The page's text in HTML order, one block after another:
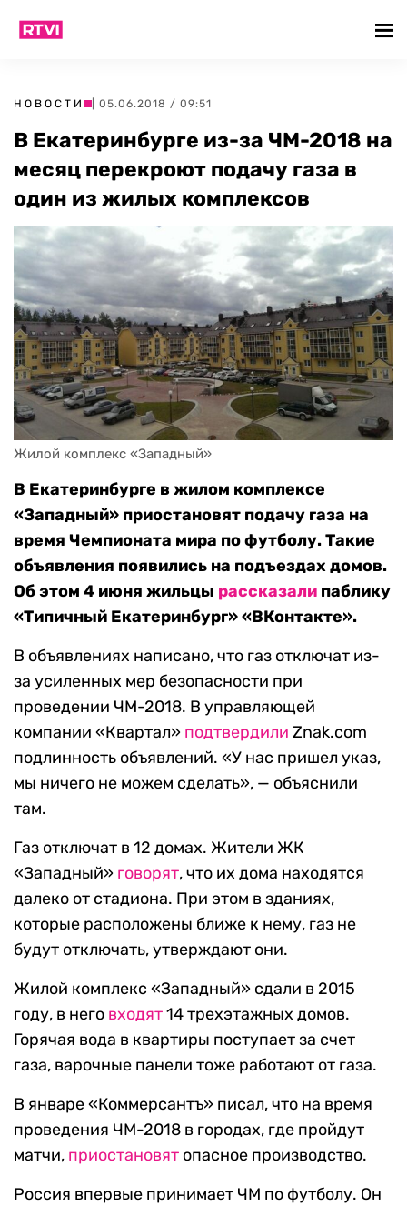
НОВОСТИ | 05.06.2018 / 09:51
В Екатеринбурге из-за ЧМ-2018 на
месяц перекроют подачу газа в
один из жилых комплексов
Жилой комплекс «Западный»
В Екатеринбурге в жилом комплексе
«Западный» приостановят подачу газа на
время Чемпионата мира по футболу. Такие
объявления появились на подъездах домов.
Об этом 4 июня жильцы рассказали паблику
«Типичный Екатеринбург» «ВКонтакте».
В объявлениях написано, что газ отключат из-
за усиленных мер безопасности при
проведении ЧМ-2018. В управляющей
компании «Квартал» подтвердили Znak.com
подлинность объявлений. «У нас пришел указ,
мы ничего не можем сделать», — объяснили
там.
Газ отключат в 12 домах. Жители ЖК
«Западный» говорят, что их дома находятся
далеко от стадиона. При этом в зданиях,
которые расположены ближе к нему, газ не
будут отключать, утверждают они.
Жилой комплекс «Западный» сдали в 2015
году, в него входят14 трехэтажных домов.
Горячая вода в квартиры поступает за счет
газа, варочные панели тоже работают от газа.
В январе «Коммерсантъ» писал, что на время
проведения ЧМ-2018 в городах, где пройдут
матчи, приостановят опасное производство.
Россия впервые принимает ЧМ по футболу. Он